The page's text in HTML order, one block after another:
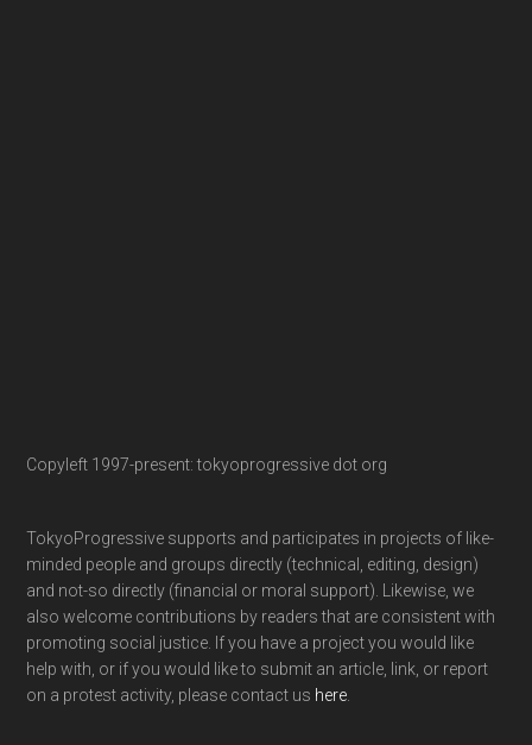
Copyleft 1997-present: tokyoprogressive dot org
TokyoProgressive supports and participates in projects of like-
minded people and groups directly (technical, editing, design)
and not-so directly (financial or moral support). Likewise, we
also welcome contributions by readers that are consistent with
promoting social justice. If you have a project you would like
help with, or if you would like to submit an article, link, or report
on a protest activity, please contact us here